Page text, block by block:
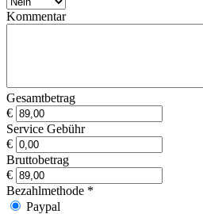
Kommentar
Gesamtbetrag
€
Service Gebühr
€
Bruttobetrag
€
Bezahlmethode *
Paypal